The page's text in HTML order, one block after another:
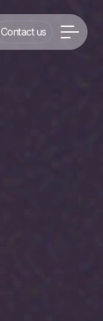
Contact us